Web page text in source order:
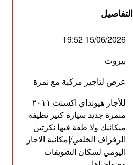
التفاصيل
15/06/2026 19:52
بيروت
عرض لتاجير مركبة مع نمرة
للأجار هيونداي اكسنت ٢٠١١
منمرة جديد سيارة كتير نظيفة
ميكانيك ولا طقة فيها نكزتين
الرفراف الخلفي/إمكانية الاجار
اليومي لسكان الشويفات